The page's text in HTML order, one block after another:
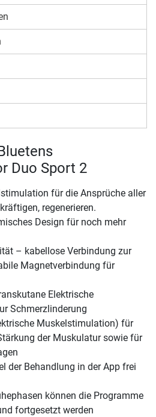
Duo Sport 2
für die Ansprüche aller
regenerieren.
Design für noch mehr
– kabellose Verbindung zur
Magnetverbindung für
Elektrische
Schmerzlinderung
Muskelstimulation) für
der Muskulatur sowie für
der Behandlung in der App frei
können die Programme
fortgesetzt werden